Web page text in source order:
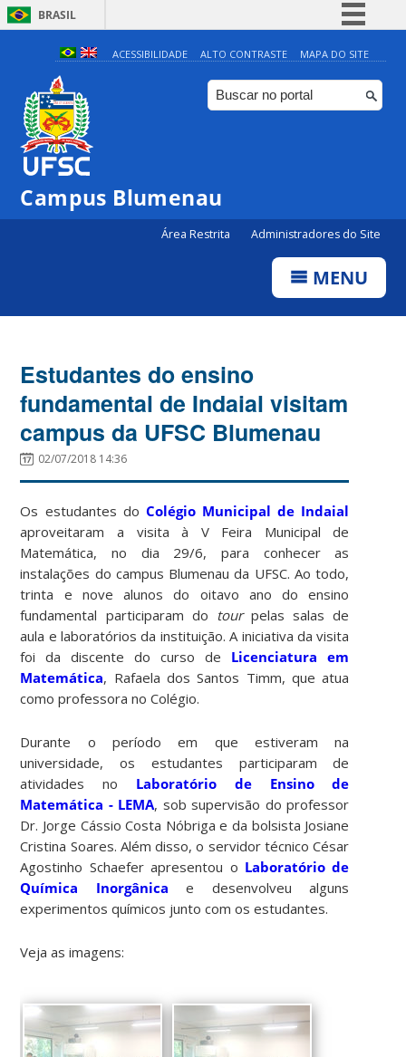
BRASIL
Simplifique!
Comunica BR
Participe
ACESSIBILIDADE ALTO CONTRASTE MAPA DO SITE
Campus Blumenau
Área Restrita Administradores do Site
MENU
Estudantes do ensino
fundamental de Indaial visitam
campus da UFSC Blumenau
02/07/2018 14:36
Os estudantes do Colégio Municipal de Indaial
aproveitaram a visita à V Feira Municipal de
Matemática, no dia 29/6, para conhecer as
instalações do campus Blumenau da UFSC. Ao todo,
trinta e nove alunos do oitavo ano do ensino
fundamental participaram do tourpelas salas de
aula e laboratórios da instituição. A iniciativa da visita
foi da discente do curso de Licenciatura em
Matemática, Rafaela dos Santos Timm, que atua
como professora no Colégio.
Durante o período em que estiveram na
universidade, os estudantes participaram de
atividades no Laboratório de Ensino de
Matemática - LEMA, sob supervisão do professor
Dr. Jorge Cássio Costa Nóbriga e da bolsista Josiane
Cristina Soares. Além disso, o servidor técnico César
Agostinho Schaefer apresentou o Laboratório de
Química Inorgânica e desenvolveu alguns
experimentos químicos junto com os estudantes.
Veja as imagens: